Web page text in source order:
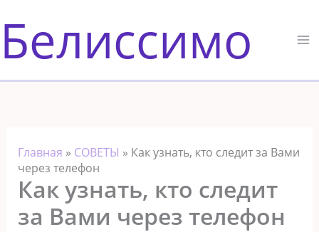
к
содержимому
Белиссимо
Главная » СОВЕТЫ » Как узнать, кто следит за Вами
через телефон
Как узнать, кто следит
за Вами через телефон